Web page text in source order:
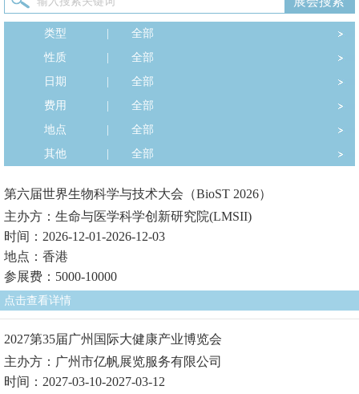
类型
全部
性质
全部
日期
全部
费用
全部
地点
全部
其他
全部
第六届世界生物科学与技术大会（BioST 2026）
主办方：生命与医学科学创新研究院(LMSII)
时间：2026-12-01-2026-12-03
地点：香港
参展费：5000-10000
点击查看详情
2027第35届广州国际大健康产业博览会
主办方：广州市亿帆展览服务有限公司
时间：2027-03-10-2027-03-12